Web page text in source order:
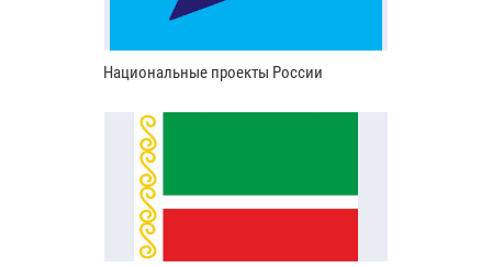
Национальные проекты России